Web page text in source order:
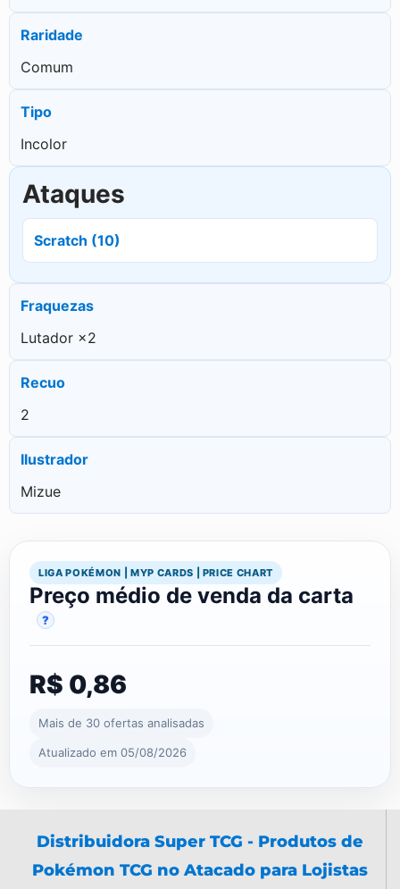
Raridade
Comum
Tipo
Incolor
Ataques
Scratch (10)
Fraquezas
Lutador ×2
Recuo
2
Ilustrador
Mizue
LIGA POKÉMON | MYP CARDS | PRICE CHART
Preço médio de venda da carta
?
R$ 0,86
Mais de 30 ofertas analisadas
Atualizado em 05/08/2026
Distribuidora Super TCG - Produtos de
Pokémon TCG no Atacado para Lojistas